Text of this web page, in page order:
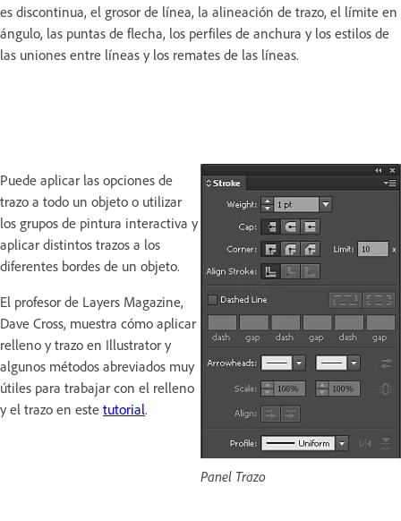
es discontinua, el grosor de línea, la alineación de trazo, el límite en
ángulo, las puntas de flecha, los perfiles de anchura y los estilos de
las uniones entre líneas y los remates de las líneas.
Puede aplicar las opciones de
trazo a todo un objeto o utilizar
los grupos de pintura interactiva y
aplicar distintos trazos a los
diferentes bordes de un objeto.
El profesor de Layers Magazine,
Dave Cross, muestra cómo aplicar
relleno y trazo en Illustrator y
algunos métodos abreviados muy
útiles para trabajar con el relleno
y el trazo en este tutorial.
Panel Trazo